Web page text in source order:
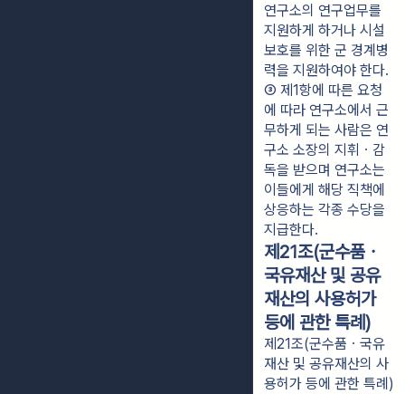
연구소의 연구업무를
지원하게 하거나 시설
보호를 위한 군 경계병
력을 지원하여야 한다.
③ 제1항에 따른 요청
에 따라 연구소에서 근
무하게 되는 사람은 연
구소 소장의 지휘ㆍ감
독을 받으며 연구소는
이들에게 해당 직책에
상응하는 각종 수당을
지급한다.
제21조(군수품ㆍ
국유재산 및 공유
재산의 사용허가
등에 관한 특례)
제21조(군수품ㆍ국유
재산 및 공유재산의 사
용허가 등에 관한 특례)